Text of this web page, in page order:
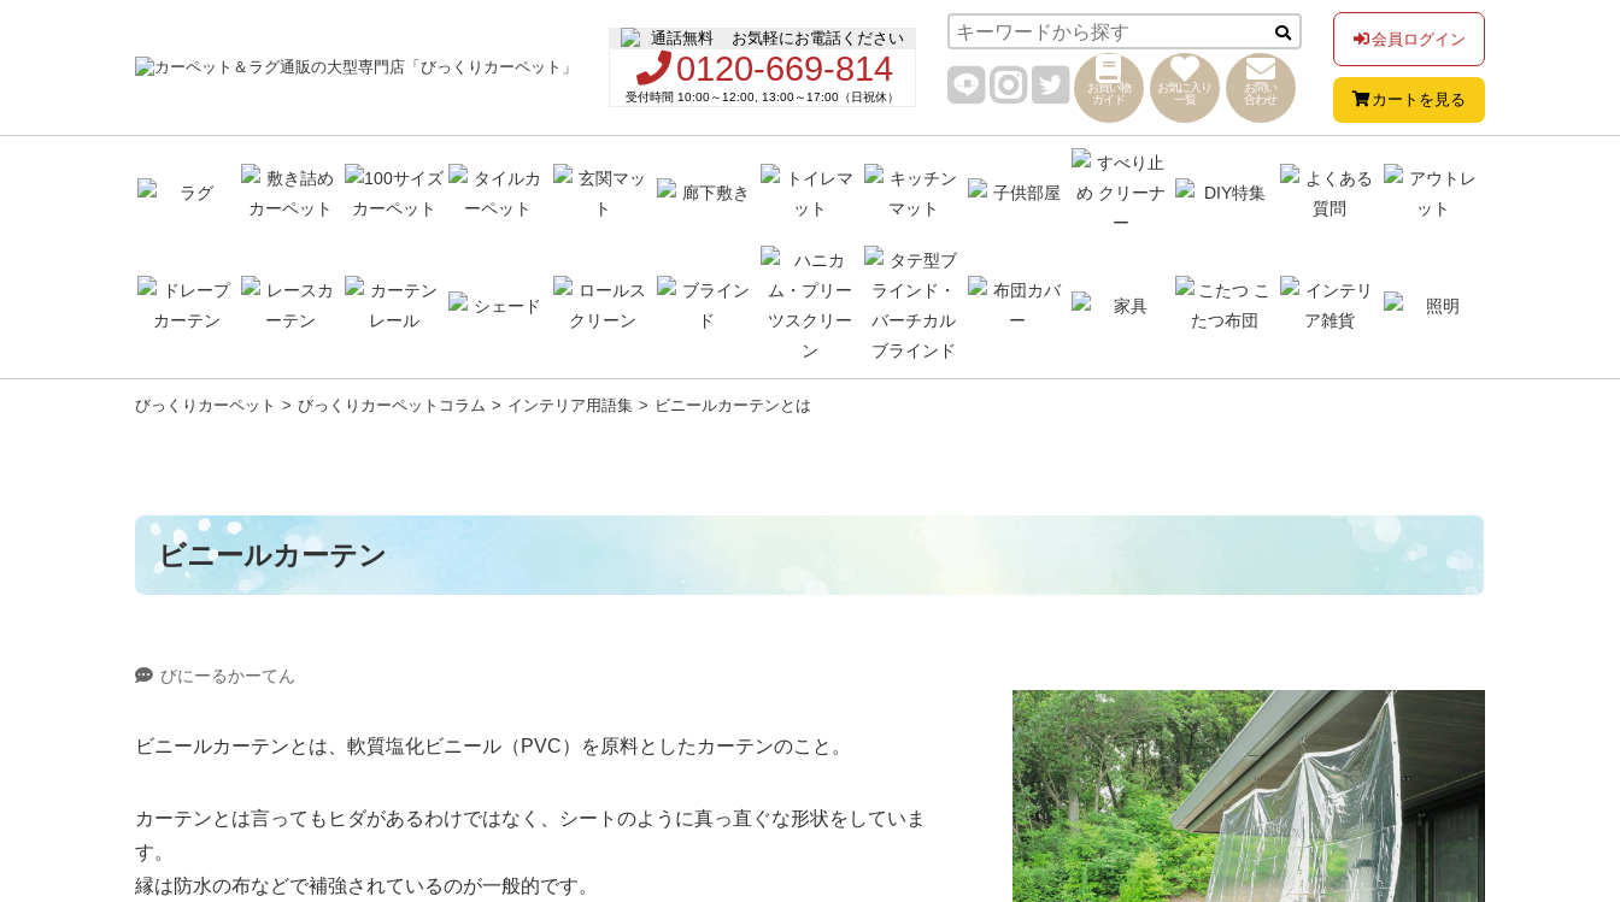
お気軽にお電話ください
0120-669-814
受付時間 10:00～12:00, 13:00～17:00（日祝休）
お買い物
ガイド
お気に入り
一覧
お問い
合わせ
会員ログイン
カートを見る
びっくりカーペット びっくりカーペットコラム インテリア用語集 ビニールカーテンとは
ビニールカーテン
びにーるかーてん
ビニールカーテンとは、軟質塩化ビニール（PVC）を原料としたカーテンのこと。
カーテンとは言ってもヒダがあるわけではなく、シートのように真っ直ぐな形状をしていま
す。
縁は防水の布などで補強されているのが一般的です。